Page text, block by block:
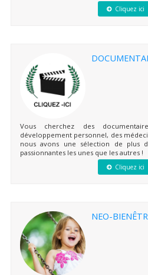
Cliquez ici
Vous cherchez des
développement personnel, des
nous avons une sélection de plus
passionnantes les unes que les autres !
Cliquez ici
NEO-